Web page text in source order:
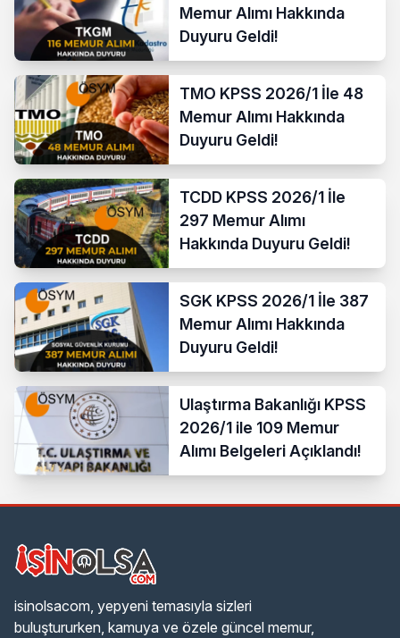
Memur Alımı Hakkında
Duyuru Geldi!
TMO KPSS 2026/1 İle 48
Memur Alımı Hakkında
Duyuru Geldi!
TCDD KPSS 2026/1 İle
297 Memur Alımı
Hakkında Duyuru Geldi!
SGK KPSS 2026/1 İle 387
Memur Alımı Hakkında
Duyuru Geldi!
Ulaştırma Bakanlığı KPSS
2026/1 ile 109 Memur
Alımı Belgeleri Açıklandı!
isinolsacom, yepyeni temasıyla sizleri
buluştururken, kamuya ve özele güncel memur,